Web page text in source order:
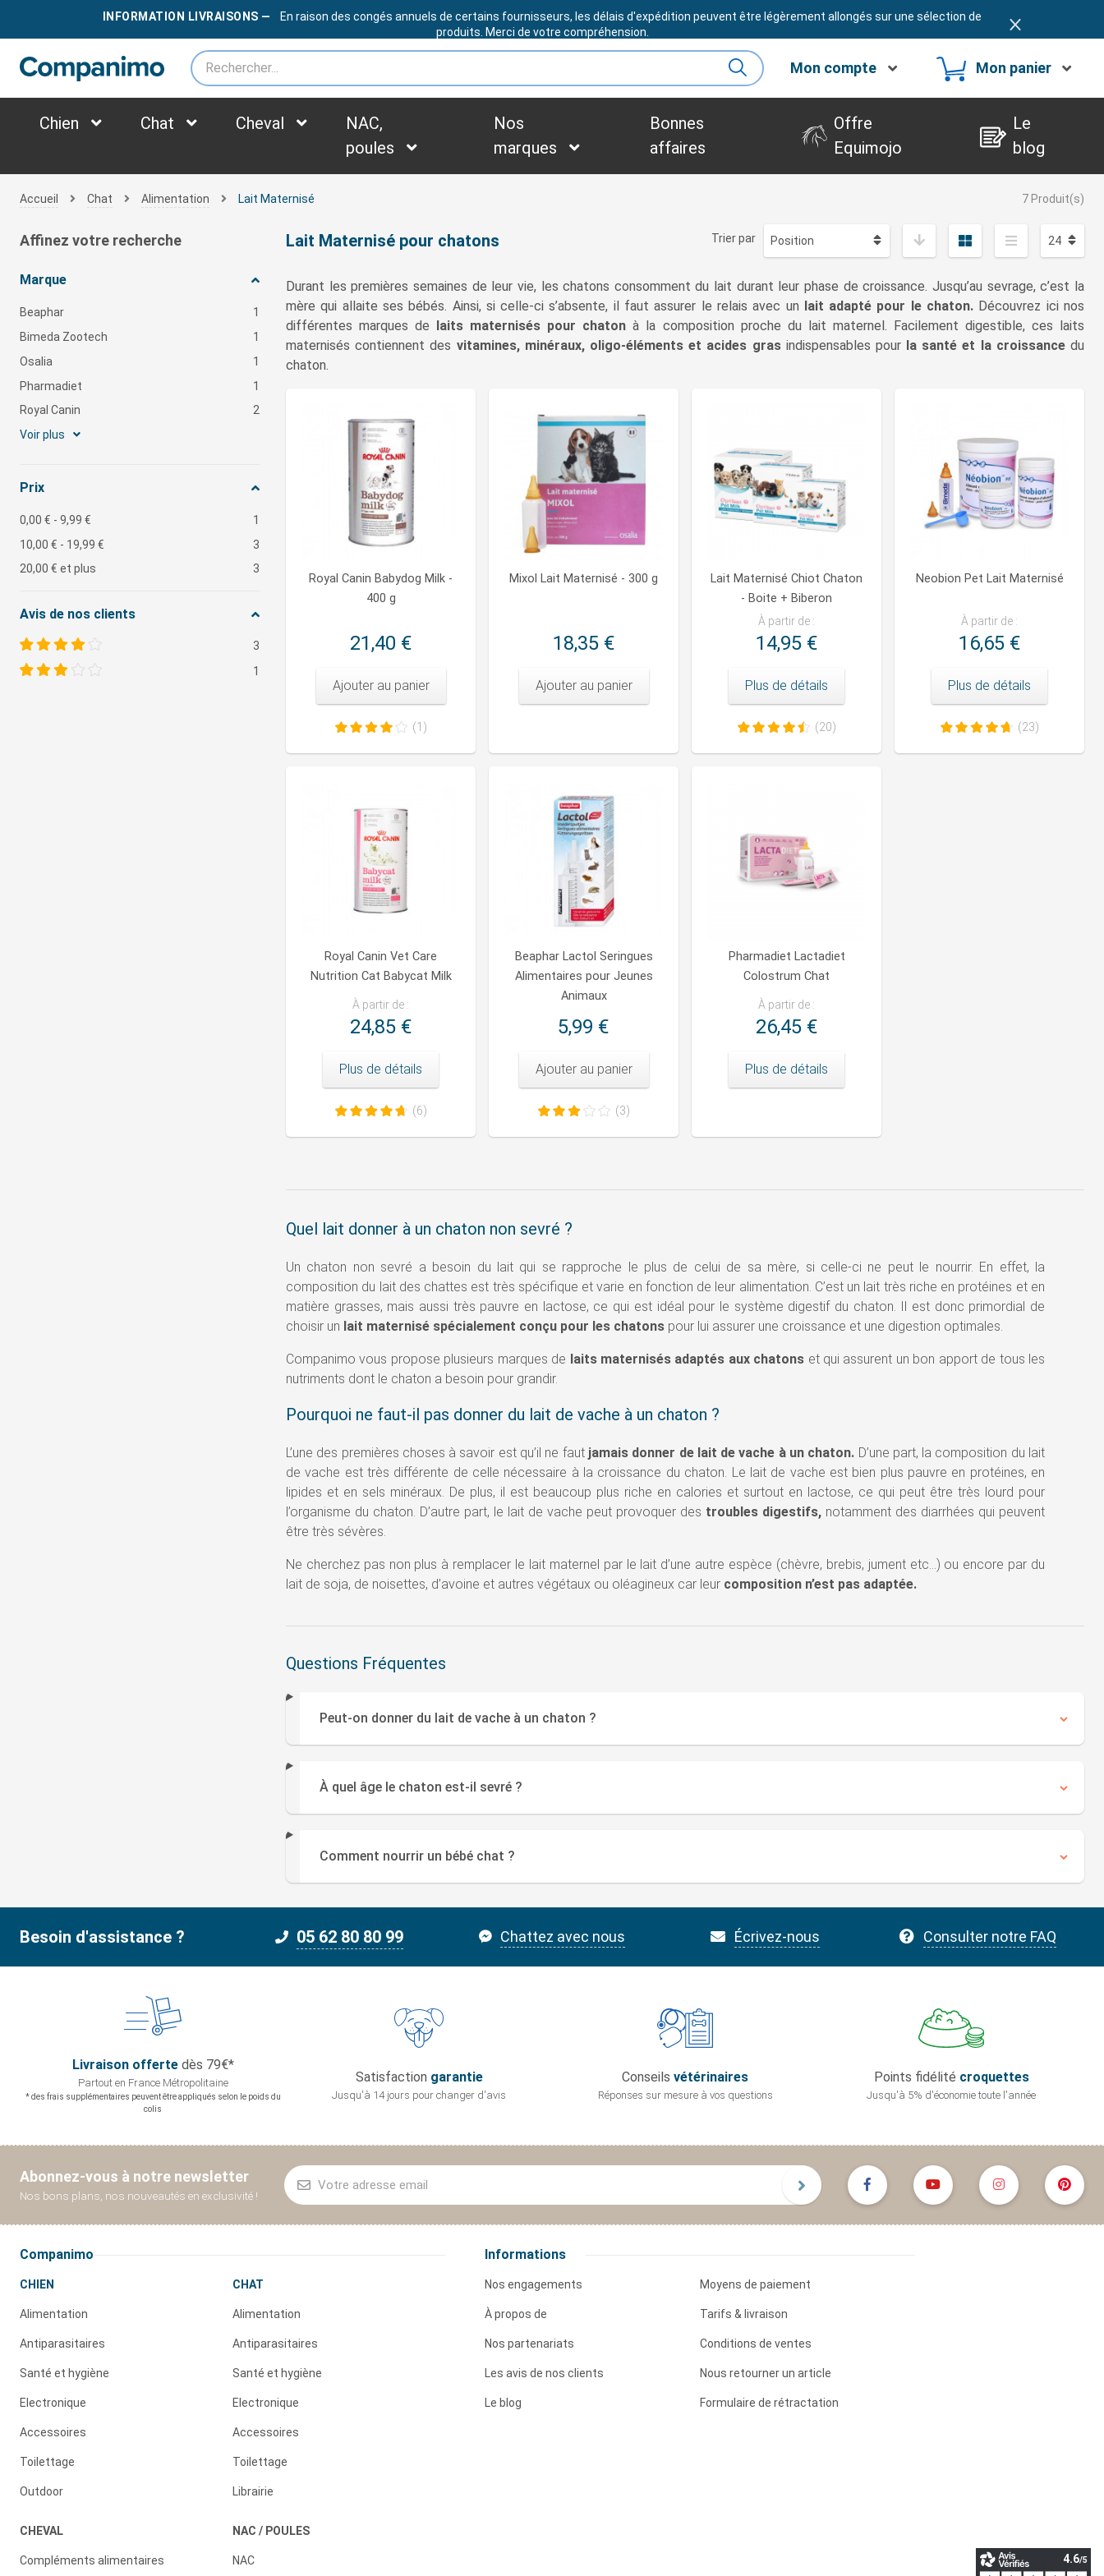
LIVRAISON OFFERTEDÈS79€ BESOIN D'ASSISTANCE ?
INFORMATION LIVRAISONS —
En raison des congés annuels de certains fournisseurs, les délais d'expédition peuvent être légèrement allongés sur une sélection de
produits. Merci de votre compréhension.
Mon compte Mon panier
Chien Chat Cheval
NAC,
poules
Nos
marques
Bonnes
affaires
Offre
Equimojo
Le
blog
Accueil Chat Alimentation Lait Maternisé 7 Produit(s)
Affinez votre recherche
Marque
Beaphar
1
Bimeda Zootech
1
Osalia
1
Pharmadiet
1
Royal Canin
2
Voir plus
Prix
0,00 € - 9,99 €
1
10,00 € - 19,99 €
3
20,00 € et plus 3
Avis de nos clients
3
1
Trier par
Lait Maternisé pour chatons
Durant les premières semaines de leur vie, les chatons consomment du lait durant leur phase de croissance. Jusqu’au sevrage, c’est la
mère qui allaite ses bébés. Ainsi, si celle-ci s’absente, il faut assurer le relais avec un
lait adapté pour le chaton. Découvrez ici nos
différentes marques de
laits maternisés pour chaton à la composition proche du lait maternel. Facilement digestible, ces laits
maternisés contiennent des vitamines, minéraux, oligo-éléments et acides grasindispensables pour la santé et la croissancedu
chaton.
Royal Canin Babydog Milk -
400 g
21,40 €
Ajouter au panier
(1)
Mixol Lait Maternisé - 300 g
18,35 €
Ajouter au panier
Lait Maternisé Chiot Chaton
- Boite + Biberon
À partir de :
14,95 €
Plus de détails
(20)
Neobion Pet Lait Maternisé
À partir de :
16,65 €
Plus de détails
(23)
Royal Canin Vet Care
Nutrition Cat Babycat Milk
À partir de :
24,85 €
Plus de détails
(6)
Beaphar Lactol Seringues
Alimentaires pour Jeunes
Animaux
5,99 €
Ajouter au panier
(3)
Pharmadiet Lactadiet
Colostrum Chat
À partir de :
26,45 €
Plus de détails
Quel lait donner à un chaton non sevré ?
Un chaton non sevré a besoin du lait qui se rapproche le plus de celui de sa mère, si celle-ci ne peut le nourrir. En effet, la
composition du lait des chattes est très spécifique et varie en fonction de leur alimentation. C’est un lait très riche en protéines et en
matière grasses, mais aussi très pauvre en lactose, ce qui est idéal pour le système digestif du chaton. Il est donc primordial de
choisir un lait maternisé spécialement conçu pour les chatons pour lui assurer une croissance et une digestion optimales.
Companimo vous propose plusieurs marques de laits maternisés adaptés aux chatons et qui assurent un bon apport de tous les
nutriments dont le chaton a besoin pour grandir.
Pourquoi ne faut-il pas donner du lait de vache à un chaton ?
L’une des premières choses à savoir est qu’il ne faut jamais donner de lait de vache à un chaton. D’une part, la composition du lait
de vache est très différente de celle nécessaire à la croissance du chaton. Le lait de vache est bien plus pauvre en protéines, en
lipides et en sels minéraux. De plus, il est beaucoup plus riche en calories et surtout en lactose, ce qui peut être très lourd pour
l’organisme du chaton. D’autre part, le lait de vache peut provoquer des troubles digestifs, notamment des diarrhées qui peuvent
être très sévères.
Ne cherchez pas non plus à remplacer le lait maternel par le lait d’une autre espèce (chèvre, brebis, jument etc...) ou encore par du
lait de soja, de noisettes, d’avoine et autres végétaux ou oléagineux car leur composition n’est pas adaptée.
Questions Fréquentes
Peut-on donner du lait de vache à un chaton ?
À quel âge le chaton est-il sevré ?
Comment nourrir un bébé chat ?
Besoin d'assistance ? 05 62 80 80 99 Chattez avec nous Écrivez-nous Consulter notre FAQ
Livraison offertedès 79€*
Partout en France Métropolitaine
* des frais supplémentaires peuvent être appliqués selon le poids du
colis
Satisfaction garantie
Jusqu'à 14 jours pour changer d'avis
Conseils vétérinaires
Réponses sur mesure à vos questions
Points fidélité croquettes
Jusqu'à 5% d'économie toute l'année
Abonnez-vous à notre newsletter
Nos bons plans, nos nouveautés en exclusivité !
Companimo
CHIEN
Alimentation
Antiparasitaires
Santé et hygiène
Electronique
Accessoires
Toilettage
Outdoor
CHEVAL
Compléments alimentaires
CHAT
Alimentation
Antiparasitaires
Santé et hygiène
Electronique
Accessoires
Toilettage
Librairie
NAC / POULES
NAC
Informations
Nos engagements
À propos de
Nos partenariats
Les avis de nos clients
Le blog
Moyens de paiement
Tarifs & livraison
Conditions de ventes
Nous retourner un article
Formulaire de rétractation